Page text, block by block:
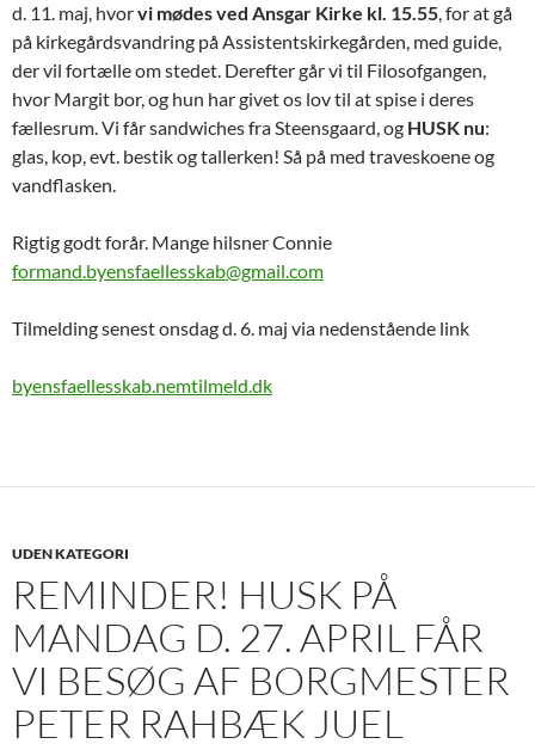
d. 11. maj, hvorvi mødes ved Ansgar Kirke kl. 15.55, for at gå
på kirkegårdsvandring på Assistentskirkegården, med guide,
der vil fortælle om stedet. Derefter går vi til Filosofgangen,
hvor Margit bor, og hun har givet os lov til at spise i deres
fællesrum. Vi får sandwiches fra Steensgaard, og HUSK nu:
glas, kop, evt. bestik og tallerken! Så på med traveskoene og
vandflasken.
Rigtig godt forår. Mange hilsner Connie
formand.byensfaellesskab@gmail.com
Tilmelding senest onsdag d. 6. maj via nedenstående link
byensfaellesskab.nemtilmeld.dk
UDEN KATEGORI
REMINDER! HUSK PÅ
MANDAG D. 27. APRIL FÅR
VI BESØG AF BORGMESTER
PETER RAHBÆK JUEL